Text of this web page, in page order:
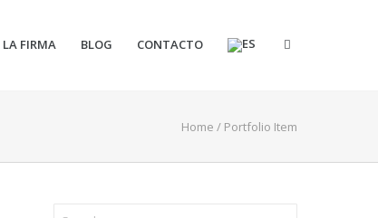
LA FIRMA BLOG CONTACTO
Home / Portfolio Item